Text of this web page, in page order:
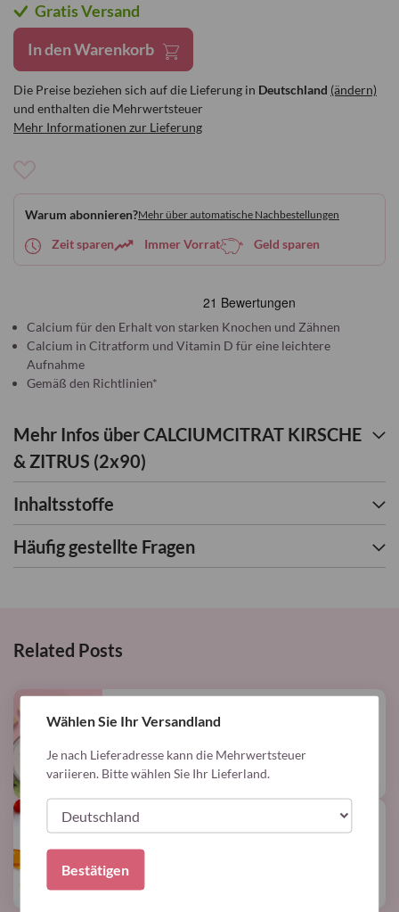
Calcium für den Erhalt von starken Knochen und Zähnen
Calcium in Citratform und Vitamin D für eine leichtere
Aufnahme
Gemäß den Richtlinien*
Warum abonnieren?Mehr über automatische Nachbestellungen
Zeit sparen Immer Vorrat Geld sparen
Gratis Versand
Die Preise beziehen sich auf die Lieferung in Deutschland (ändern)
und enthalten die Mehrwertsteuer
Mehr Informationen zur Lieferung
In den Warenkorb
Wunschliste
hinzufügen
Mehr Infos über CALCIUMCITRAT KIRSCHE
& ZITRUS (2x90)
Inhaltsstoffe
Häufig gestellte Fragen
Related Posts
Calcium
bariatrischen Operation Calcium
benötigen
Infos
Magenverkleinerung wichtig?
Wählen Sie Ihr Versandland
Je nach Lieferadresse kann die Mehrwertsteuer
variieren. Bitte wählen Sie Ihr Lieferland.
Bestätigen